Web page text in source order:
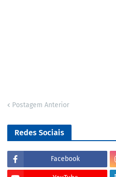
Postagem Anterior
Redes Sociais
Facebook